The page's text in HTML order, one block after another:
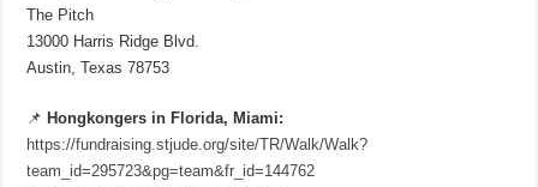
The Pitch
13000 Harris Ridge Blvd.
Austin, Texas 78753
📌 Hongkongers in Florida, Miami:
https://fundraising.stjude.org/site/TR/Walk/Walk?
team_id=295723&pg=team&fr_id=144762